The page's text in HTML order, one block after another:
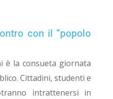
con il “popolo
è la consueta giornata
Cittadini, studenti e
intrattenersi in